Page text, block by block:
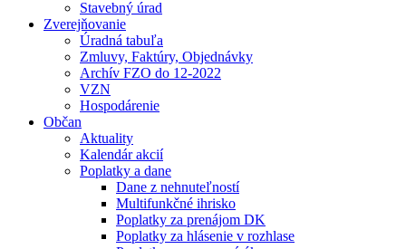
Stavebný úrad
Zverejňovanie
Úradná tabuľa
Zmluvy, Faktúry, Objednávky
Archív FZO do 12-2022
VZN
Hospodárenie
Občan
Aktuality
Kalendár akcií
Poplatky a dane
Dane z nehnuteľností
Multifunkčné ihrisko
Poplatky za prenájom DK
Poplatky za hlásenie v rozhlase